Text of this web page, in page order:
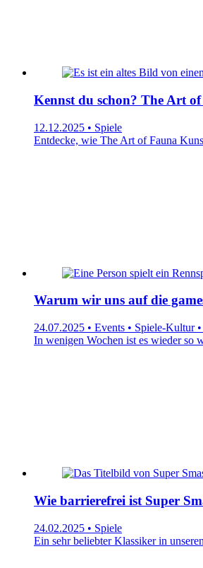
Kennst du schon? The Art
12.12.2025 • Spiele
Entdecke, wie The Art of Fauna
Warum wir uns auf die
24.07.2025 • Events • Spiele-Kultur
In wenigen Wochen ist es wieder so
Wie barrierefrei ist Super
24.02.2025 • Spiele
Ein sehr beliebter Klassiker in